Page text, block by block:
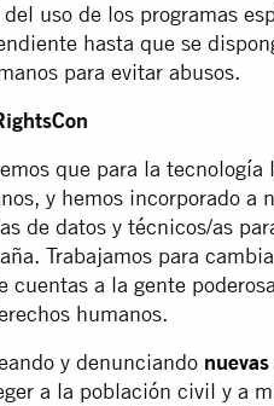
uso de los programas
hasta que se
para evitar abusos.
que para la tecnología
y hemos incorporado a
de datos y técnicos/as
Trabajamos para
a la gente
humanos.
y denunciando
a la población civil y a